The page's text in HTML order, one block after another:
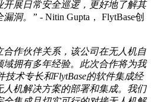
展日常安全巡逻，更好地了解其
漏洞。” - Nitin Gupta， FlytBase创
合作伙伴关系，该公司在无人机自
域拥有多年经验。此次合作将为我
技术专长和FlytBase的软件集成经
机解决方案的部署和集成。我们